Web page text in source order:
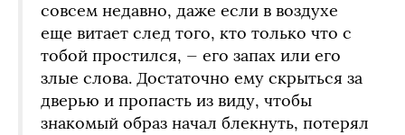
совсем недавно, даже если в воздухе
еще витает след того, кто только что с
тобой простился, — его запах или его
злые слова. Достаточно ему скрыться за
дверью и пропасть из виду, чтобы
знакомый образ начал блекнуть, потерял